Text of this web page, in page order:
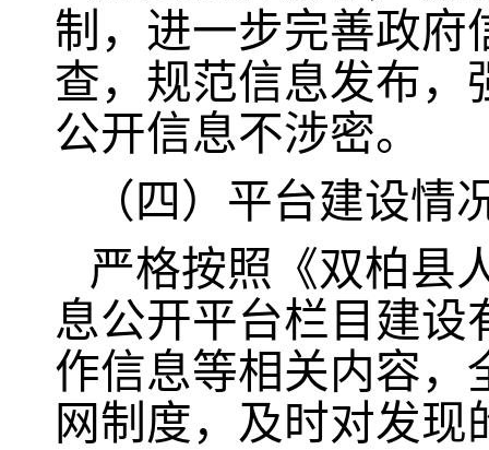
制，进一步完善政府
查，规范信息发布，
公开信息不涉密。
（四）平台建设情
严格按照《双柏县
息公开平台栏目建设
作信息等相关内容，
网制度，及时对发